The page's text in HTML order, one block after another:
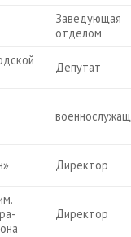
Заведующая
отделом
Депутат
Директор
Директор